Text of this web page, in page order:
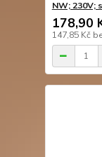
NW; 230V;
178,90
147,85 Kč